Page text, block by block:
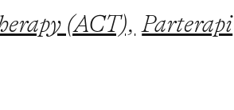
(ACT), Parterapi